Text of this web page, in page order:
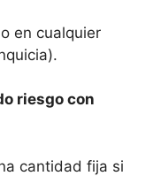
en cualquier
riesgo con
cantidad fija si